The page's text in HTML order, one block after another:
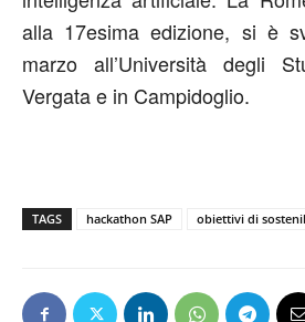
alla 17esima edizione, si è
marzo all’Università degli
Vergata e in Campidoglio.
TAGS hackathon SAP obiettivi di